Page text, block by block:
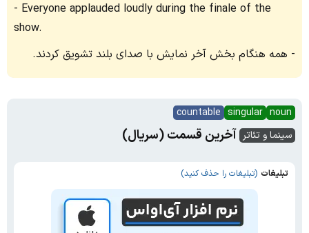
Everyone applauded loudly during the finale of the
show.
همه هنگام بخش آخر نمایش با صدای بلند تشویق کردند.
noun
singular
countable
سینما و تئاتر آخرین قسمت (سریال)
تبلیغات (تبلیغات را حذف کنید)